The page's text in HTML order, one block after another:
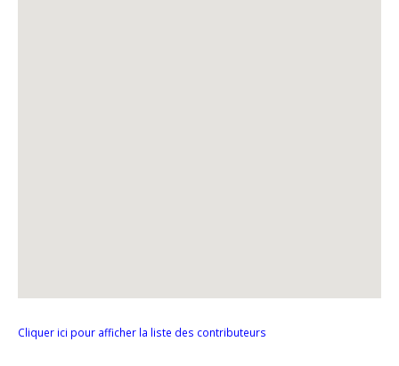
Cliquer ici pour afficher la liste des contributeurs